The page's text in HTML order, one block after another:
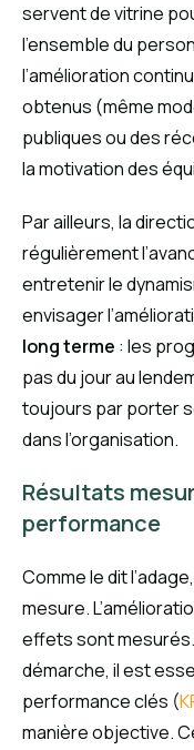
servent de vitrine
l’ensemble du
l’amélioration
obtenus (même
publiques ou des
la motivation des
Par ailleurs, la
régulièrement
entretenir le
envisager
long terme : les
pas du jour au
toujours par porter
dans l’organisation.
Résultats
performance
Comme le dit
mesure.
effets sont mesurés.
démarche, il est
performance clés (
manière objective.